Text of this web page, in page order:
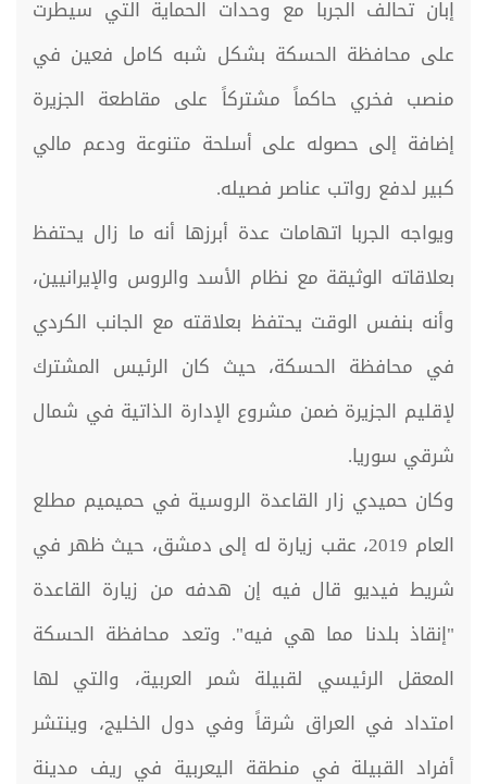
إبان تحالف الجربا مع وحدات الحماية التي سيطرت
على محافظة الحسكة بشكل شبه كامل فعين في
منصب فخري حاكماً مشتركاً على مقاطعة الجزيرة
إضافة إلى حصوله على أسلحة متنوعة ودعم مالي
كبير لدفع رواتب عناصر فصيله.
ويواجه الجربا اتهامات عدة أبرزها أنه ما زال يحتفظ
بعلاقاته الوثيقة مع نظام الأسد والروس والإيرانيين،
وأنه بنفس الوقت يحتفظ بعلاقته مع الجانب الكردي
في محافظة الحسكة، حيث كان الرئيس المشترك
لإقليم الجزيرة ضمن مشروع الإدارة الذاتية في شمال
شرقي سوريا.
وكان حميدي زار القاعدة الروسية في حميميم مطلع
العام 2019، عقب زيارة له إلى دمشق، حيث ظهر في
شريط فيديو قال فيه إن هدفه من زيارة القاعدة
"إنقاذ بلدنا مما هي فيه". وتعد محافظة الحسكة
المعقل الرئيسي لقبيلة شمر العربية، والتي لها
امتداد في العراق شرقاً وفي دول الخليج، وينتشر
أفراد القبيلة في منطقة اليعربية في ريف مدينة